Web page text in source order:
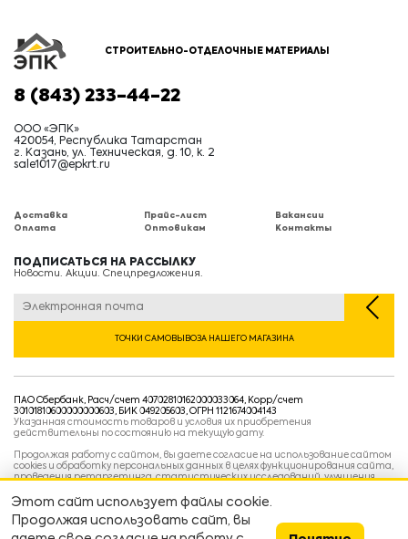
СТРОИТЕЛЬНО-ОТДЕЛОЧНЫЕ МАТЕРИАЛЫ
8 (843) 233-44-22
ООО «ЭПК»
420054, Республика Татарстан
г. Казань, ул. Техническая, д. 10, к. 2
sale1017@epkrt.ru
Доставка
Оплата
Прайс-лист
Оптовикам
Вакансии
Контакты
ПОДПИСАТЬСЯ НА РАССЫЛКУ
Новости. Акции. Спецпредложения.
ТОЧКИ САМОВЫВОЗА НАШЕГО МАГАЗИНА
ПАО Сбербанк, Расч/счет 40702810162000033064, Корр/счет
30101810600000000603, БИК 049205603, ОГРН 1121674004143
Указанная стоимость товаров и условия их приобретения
действительны по состоянию на текущую дату.
Продолжая работу с сайтом, вы даете согласие на использование сайтом
cookies и обработку персональных данных в целях функционирования сайта,
проведения ретаргетинга, статистических исследований, улучшения
ваших предпочтений и интересов.
Политика конфиденциальности
Условия пользовательского соглашения
Условия продажи
Этот сайт использует файлы cookie.
Продолжая использовать сайт, вы